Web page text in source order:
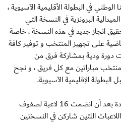
في البطولة الأقليمية الآسيوية ،
البرونزية في النسخة التي
انجاز جديد في هذه النسخة ، خاصة
على تجهيز المنتخب و توفير كافة
دورة ودية بمشاركة فرق من
مباراتين مع كل فريق ، و نجح
البطولة الإقليمية الآسيوية.
و يدخل منتخبنا الوطني بدماء جديدة بعد أن انضمت 16 لاعبة لصفوف
اللتين شاركن في النسختين